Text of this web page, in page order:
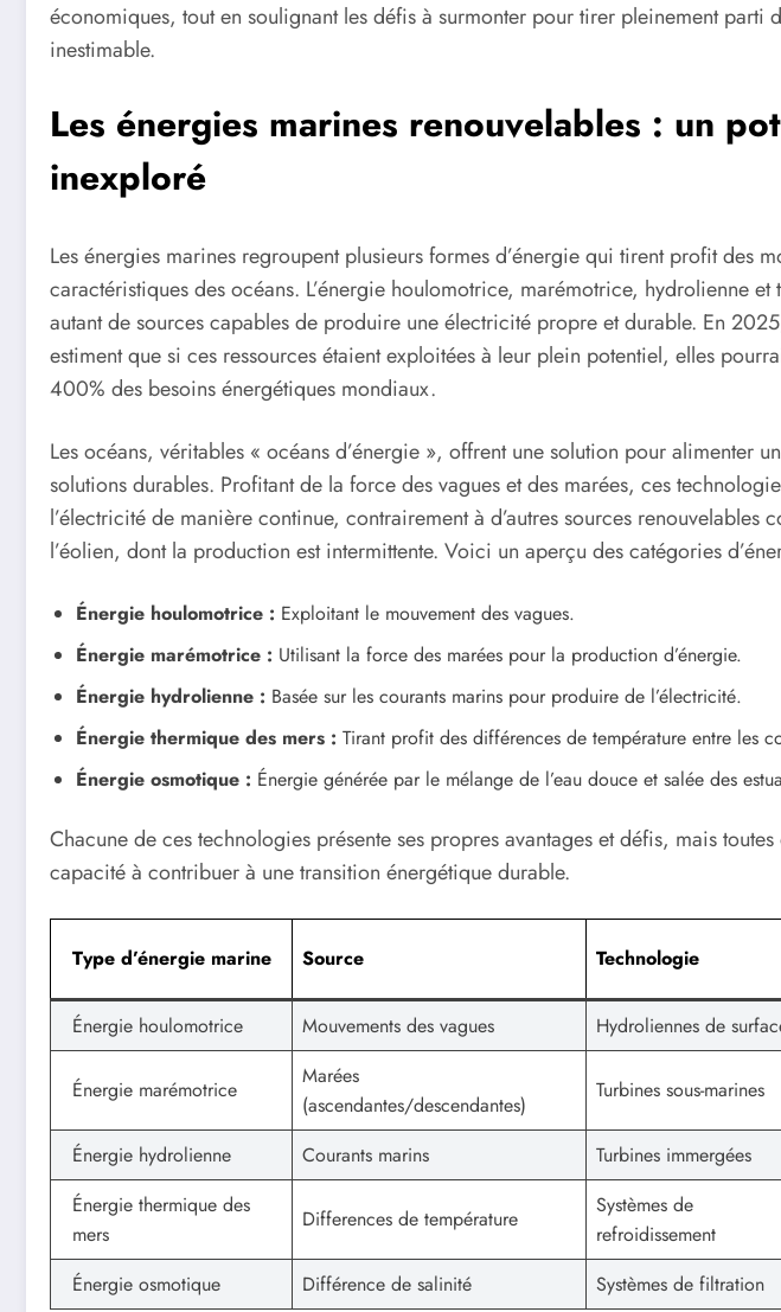
économiques, tout en soulignant les défis à surmonter pour tirer pleinement parti
inestimable.
Les énergies marines renouvelables : un
inexploré
Les énergies marines regroupent plusieurs formes d’énergie qui tirent profit des
caractéristiques des océans. L’énergie houlomotrice, marémotrice, hydrolienne et
autant de sources capables de produire une électricité propre et durable. En
estiment que si ces ressources étaient exploitées à leur plein potentiel, elles
400% des besoins énergétiques mondiaux.
Les océans, véritables « océans d’énergie », offrent une solution pour alimenter
solutions durables. Profitant de la force des vagues et des marées, ces
l’électricité de manière continue, contrairement à d’autres sources renouvelables
l’éolien, dont la production est intermittente. Voici un aperçu des catégories
Énergie houlomotrice : Exploitant le mouvement des vagues.
Énergie marémotrice : Utilisant la force des marées pour la production d’énergie.
Énergie hydrolienne : Basée sur les courants marins pour produire de l’électricité.
Énergie thermique des mers : Tirant profit des différences de température entre les
Énergie osmotique : Énergie générée par le mélange de l’eau douce et salée des
Chacune de ces technologies présente ses propres avantages et défis, mais
capacité à contribuer à une transition énergétique durable.
Type d’énergie marine Source Technologie
Énergie houlomotrice
Mouvements des vagues Hydroliennes de
Énergie marémotrice
Marées
(ascendantes/descendantes)
Turbines sous-marines
Énergie hydrolienne Courants marins Turbines immergées
Énergie thermique des
mers
Differences de température
Systèmes de
refroidissement
Énergie osmotique Différence de salinité Systèmes de filtration